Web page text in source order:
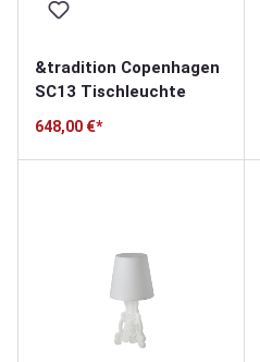
&tradition Copenhagen
SC13 Tischleuchte
648,00 €*